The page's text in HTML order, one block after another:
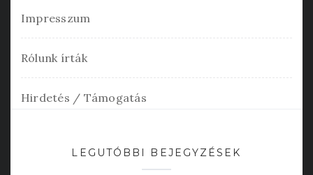
Impresszum
Rólunk írták
Hirdetés / Támogatás
LEGUTÓBBI BEJEGYZÉSEK